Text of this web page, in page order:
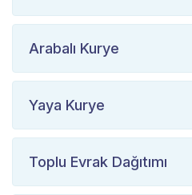
Arabalı Kurye
Yaya Kurye
Toplu Evrak Dağıtımı